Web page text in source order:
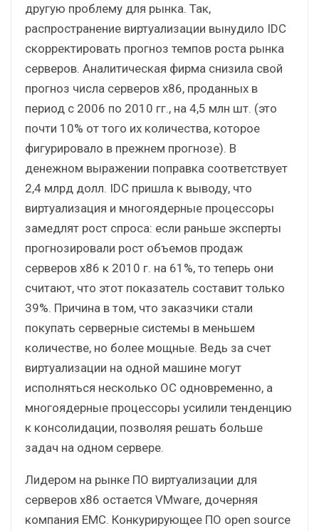
другую проблему для рынка. Так,
распространение виртуализации вынудило IDC
скорректировать прогноз темпов роста рынка
серверов. Аналитическая фирма снизила свой
прогноз числа серверов х86, проданных в
период с 2006 по 2010 гг., на 4,5 млн шт. (это
почти 10% от того их количества, которое
фигурировало в прежнем прогнозе). В
денежном выражении поправка соответствует
2,4 млрд долл. IDC пришла к выводу, что
виртуализация и многоядерные процессоры
замедлят рост спроса: если раньше эксперты
прогнозировали рост объемов продаж
серверов х86 к 2010 г. на 61%, то теперь они
считают, что этот показатель составит только
39%. Причина в том, что заказчики стали
покупать серверные системы в меньшем
количестве, но более мощные. Ведь за счет
виртуализации на одной машине могут
исполняться несколько ОС одновременно, а
многоядерные процессоры усилили тенденцию
к консолидации, позволяя решать больше
задач на одном сервере.
Лидером на рынке ПО виртуализации для
серверов х86 остается VMware, дочерняя
компания EMC. Конкурирующее ПО open source